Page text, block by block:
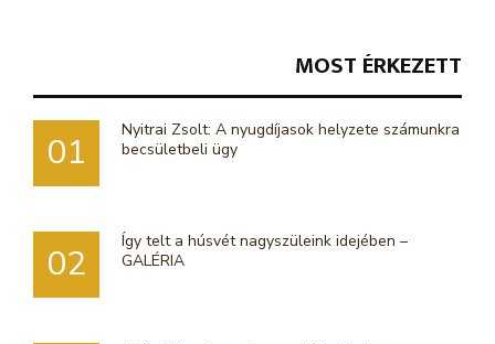
MOST ÉRKEZETT
01
Nyitrai Zsolt: A nyugdíjasok helyzete számunkra
becsületbeli ügy
02
Így telt a húsvét nagyszüleink idejében –
GALÉRIA